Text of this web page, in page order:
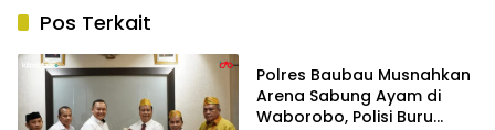
Pos Terkait
Polres Baubau Musnahkan
Arena Sabung Ayam di
Waborobo, Polisi Buru